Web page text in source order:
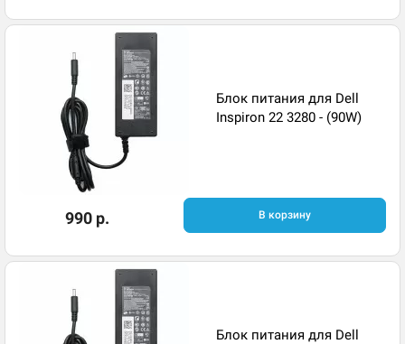
Блок питания для Dell
Inspiron 22 3280 - (90W)
990 р. В корзину
Блок питания для Dell